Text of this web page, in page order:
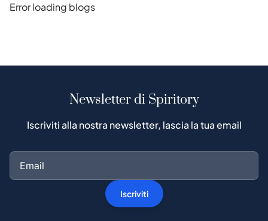
Error loading blogs
Newsletter di Spiritory
Iscriviti alla nostra newsletter, lascia la tua email
Iscriviti